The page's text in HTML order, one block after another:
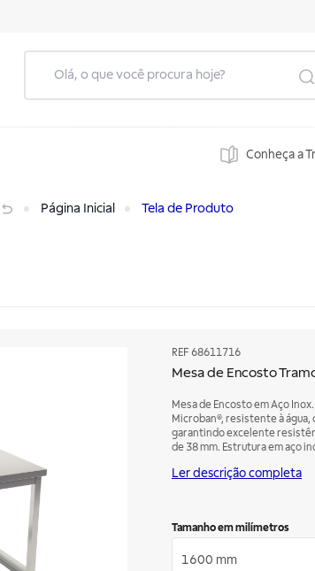
Conheça a
Página Inicial Tela de Produto
REF 68611716
Mesa de Encosto
Mesa de Encosto em Aço
Microban®, resistente à
garantindo excelente
de 38 mm. Estrutura em aço
inox reguláveis para ajuste de
Ler descrição completa
Tamanho em milímetros
1600 mm